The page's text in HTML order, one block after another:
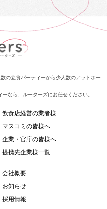
の立食パーティーから少人数のアットホー
なら、ルーターズにお任せください。
飲食店経営の業者様
マスコミの皆様へ
企業・官庁の皆様へ
提携先企業様一覧
会社概要
お知らせ
採用情報